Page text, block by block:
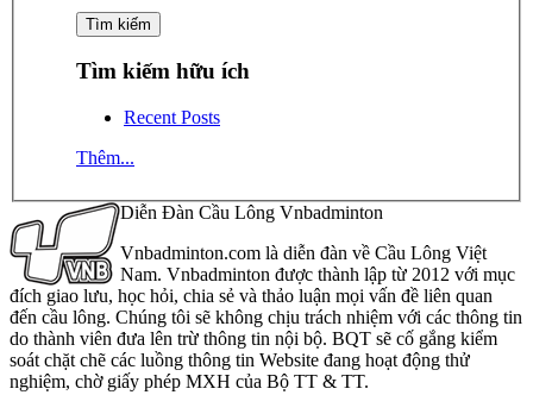
Tìm kiếm hữu ích
Recent Posts
Thêm...
Diễn Đàn Cầu Lông Vnbadminton
Vnbadminton.com là diễn đàn về Cầu Lông Việt
Nam. Vnbadminton được thành lập từ 2012 với mục
đích giao lưu, học hỏi, chia sẻ và thảo luận mọi vấn đề liên quan
đến cầu lông. Chúng tôi sẽ không chịu trách nhiệm với các thông tin
do thành viên đưa lên trừ thông tin nội bộ. BQT sẽ cố gắng kiểm
soát chặt chẽ các luồng thông tin Website đang hoạt động thử
nghiệm, chờ giấy phép MXH của Bộ TT & TT.